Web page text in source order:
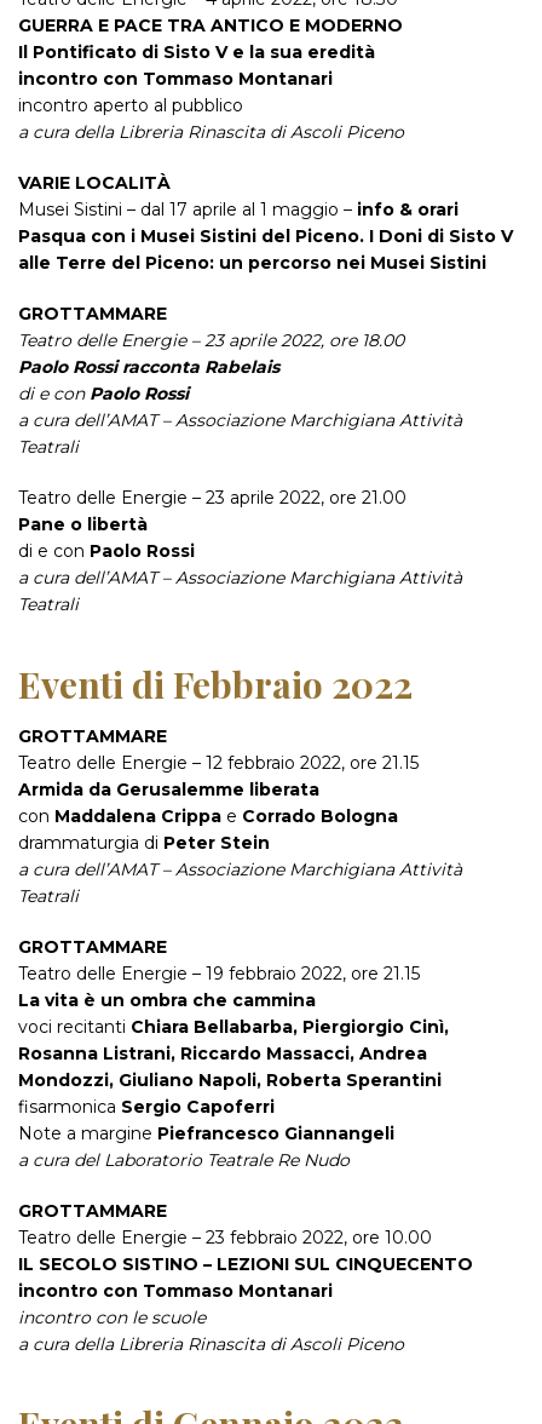
GUERRA E PACE TRA ANTICO E MODERNO
Il Pontificato di Sisto V e la sua eredità
incontro con Tommaso Montanari
incontro aperto al pubblico
a cura della Libreria Rinascita di Ascoli Piceno
VARIE LOCALITÀ
Musei Sistini – dal 17 aprile al 1 maggio – info & orari
Pasqua con i Musei Sistini del Piceno. I Doni di Sisto V
alle Terre del Piceno: un percorso nei Musei Sistini
GROTTAMMARE
Teatro delle Energie – 23 aprile 2022, ore 18.00
Paolo Rossi racconta Rabelais
di e con Paolo Rossi
a cura dell’AMAT – Associazione Marchigiana Attività
Teatrali
Teatro delle Energie – 23 aprile 2022, ore 21.00
Pane o libertà
di e con Paolo Rossi
a cura dell’AMAT – Associazione Marchigiana Attività
Teatrali
Eventi di Febbraio 2022
GROTTAMMARE
Teatro delle Energie – 12 febbraio 2022, ore 21.15
Armida da Gerusalemme liberata
con Maddalena Crippa e Corrado Bologna
drammaturgia di Peter Stein
a cura dell’AMAT – Associazione Marchigiana Attività
Teatrali
GROTTAMMARE
Teatro delle Energie – 19 febbraio 2022, ore 21.15
La vita è un ombra che cammina
voci recitanti Chiara Bellabarba, Piergiorgio Cinì,
Rosanna Listrani, Riccardo Massacci, Andrea
Mondozzi, Giuliano Napoli, Roberta Sperantini
fisarmonica Sergio Capoferri
Note a margine Piefrancesco Giannangeli
a cura del Laboratorio Teatrale Re Nudo
GROTTAMMARE
Teatro delle Energie – 23 febbraio 2022, ore 10.00
IL SECOLO SISTINO – LEZIONI SUL CINQUECENTO
incontro con Tommaso Montanari
incontro con le scuole
a cura della Libreria Rinascita di Ascoli Piceno